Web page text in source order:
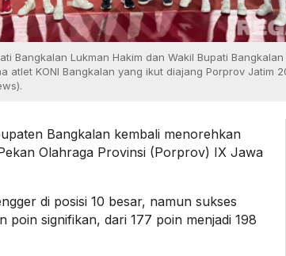
Bangkalan Lukman Hakim dan Wakil Bupati
atlet KONI Bangkalan yang ikut diajang Porprov Jatim
Bangkalan kembali menorehkan
Olahraga Provinsi (Porprov) IX Jawa
di posisi 10 besar, namun sukses
poin signifikan, dari 177 poin menjadi 198